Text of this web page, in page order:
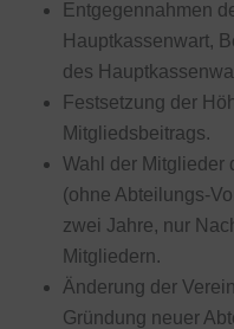
Entgegennahmen
Hauptkassenwart,
des
Festsetzung der
Mitgliedsbeitrags.
Wahl der Mitglieder
(ohne Abteilungs-
zwei Jahre, nur
Mitgliedern.
Änderung der
Gründung neuer